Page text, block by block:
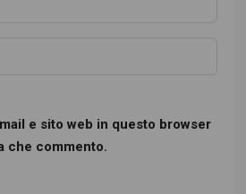
e sito web in questo browser
che commento.